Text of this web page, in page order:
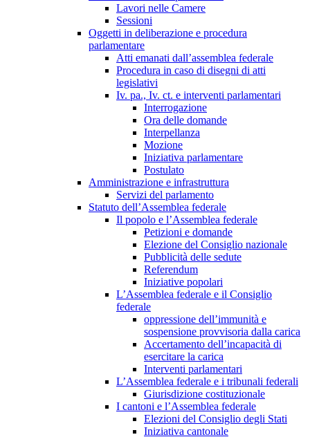
Lavori nelle Camere
Sessioni
Oggetti in deliberazione e procedura
parlamentare
Atti emanati dall’assemblea federale
Procedura in caso di disegni di atti
legislativi
Iv. pa., Iv. ct. e interventi parlamentari
Interrogazione
Ora delle domande
Interpellanza
Mozione
Iniziativa parlamentare
Postulato
Amministrazione e infrastruttura
Servizi del parlamento
Statuto dell’Assemblea federale
Il popolo e l’Assemblea federale
Petizioni e domande
Elezione del Consiglio nazionale
Pubblicità delle sedute
Referendum
Iniziative popolari
L’Assemblea federale e il Consiglio
federale
oppressione dell’immunità e
sospensione provvisoria dalla carica
Accertamento dell’incapacità di
esercitare la carica
Interventi parlamentari
L’Assemblea federale e i tribunali federali
Giurisdizione costituzionale
I cantoni e l’Assemblea federale
Elezioni del Consiglio degli Stati
Iniziativa cantonale